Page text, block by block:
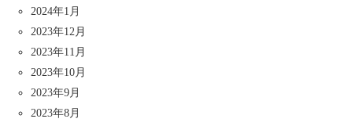
2024年1月
2023年12月
2023年11月
2023年10月
2023年9月
2023年8月